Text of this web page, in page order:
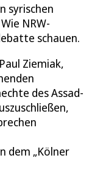
syrischen
NRW-
schauen.
Ziemiak,
des Assad-
dem „Kölner